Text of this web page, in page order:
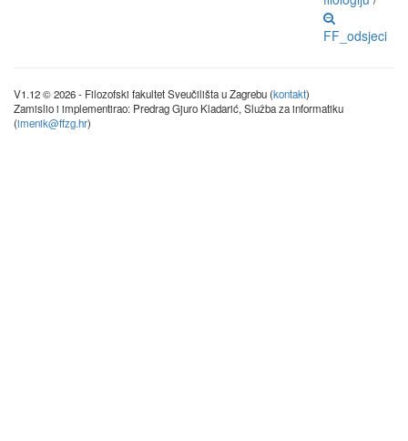
FF_odsjeci
V1.12 © 2026 - Filozofski fakultet Sveučilišta u Zagrebu (kontakt)
Zamislio i implementirao: Predrag Gjuro Kladarić, Služba za informatiku
(imenik@ffzg.hr)